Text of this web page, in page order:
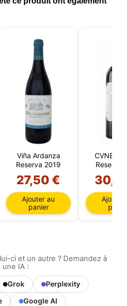
Viña Ardanza
Reserva 2019
27,50 €
Ajouter au
panier
CVNE
Reserva
Ajouter
ci et un autre ? Demandez à
une IA :
Grok
Perplexity
Google AI